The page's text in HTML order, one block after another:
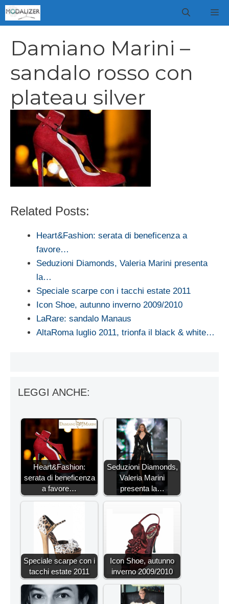
Vai
al
Damiano Marini –
sandalo rosso con
plateau silver
Related Posts:
Heart&Fashion: serata di beneficenza a
favore…
Seduzioni Diamonds, Valeria Marini presenta
la…
Speciale scarpe con i tacchi estate 2011
Icon Shoe, autunno inverno 2009/2010
LaRare: sandalo Manaus
AltaRoma luglio 2011, trionfa il black & white…
LEGGI ANCHE:
Heart&Fashion:
serata di beneficenza
a favore…
Seduzioni Diamonds,
Valeria Marini
presenta la…
Speciale scarpe con i
tacchi estate 2011
Icon Shoe, autunno
inverno 2009/2010